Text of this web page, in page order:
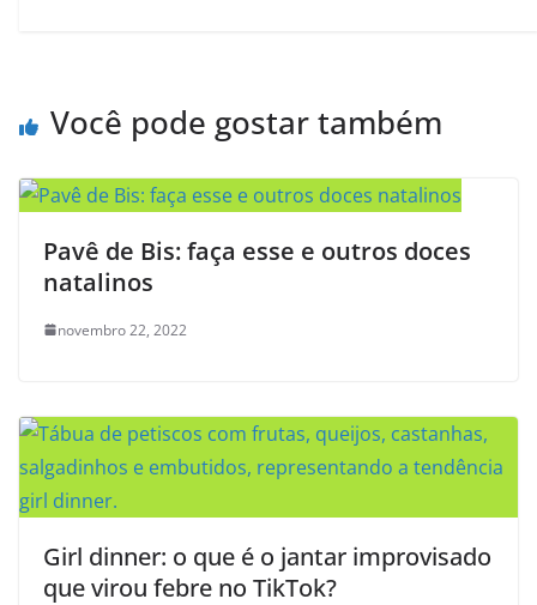
Você pode gostar também
Pavê de Bis: faça esse e outros doces
natalinos
novembro 22, 2022
Girl dinner: o que é o jantar improvisado
que virou febre no TikTok?